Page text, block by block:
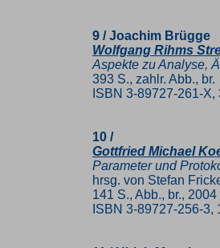
9 / Joachim Brügge
Wolfgang Rihms
Aspekte zu Analyse,
393 S., zahlr. Abb., br.
ISBN 3-89727-261-X,
10 /
Gottfried Michael
Parameter und
hrsg. von Stefan
141 S., Abb., br., 2004
ISBN 3-89727-256-3,